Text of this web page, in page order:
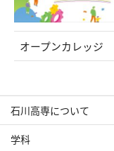
オープンカレッジ
石川高専について
学科